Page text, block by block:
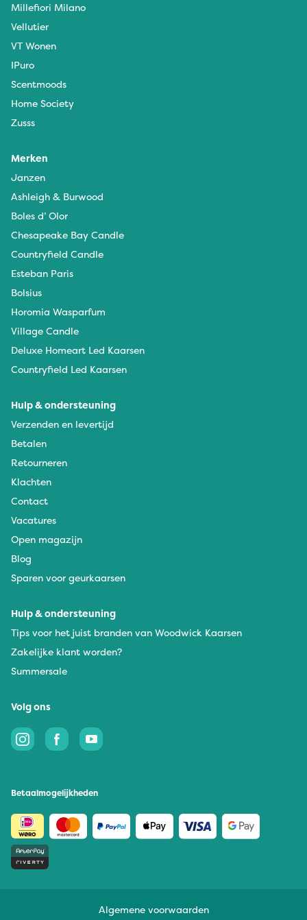
Millefiori Milano
Vellutier
VT Wonen
IPuro
Scentmoods
Home Society
Zusss
Merken
Janzen
Ashleigh & Burwood
Boles d’ Olor
Chesapeake Bay Candle
Countryfield Candle
Esteban Paris
Bolsius
Horomia Wasparfum
Village Candle
Deluxe Homeart Led Kaarsen
Countryfield Led Kaarsen
Hulp & ondersteuning
Verzenden en levertijd
Betalen
Retourneren
Klachten
Contact
Vacatures
Open magazijn
Blog
Sparen voor geurkaarsen
Hulp & ondersteuning
Tips voor het juist branden van Woodwick Kaarsen
Zakelijke klant worden?
Summersale
Volg ons
Betaalmogelijkheden
Algemene voorwaarden